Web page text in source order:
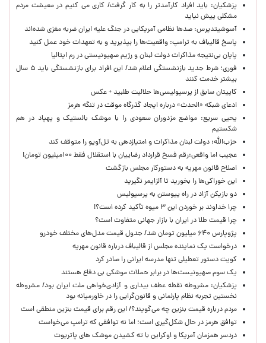
پزشکیان: باید افراد کارآمدتر را به کار گرفت/ کاری می کنیم در معیشت مردم
مشکلی پیش نیاید
آسوشیتدپرس: صدها نظامی آمریکایی در جنگ علیه ایران ضربه مغزی شده‌اند
پاسخ قالیباف به ترامپ: واقعیت‌ها را بپذیرید و به تعهدات خود عمل کنید
پایان بی‌نتیجه مذاکرات دولت لبنان و رژیم صهیونیستی در رم ایتالیا
فوری؛ شرط جدید بازنشستگی اعلام شد/ این افراد برای بازنشستگی باید ۵ سال
بیشتر خدمت کنند
کاپیتان سابق از پرسپولیسی‌ها حلالیت طلبید + عکس
ادعای شبکه «الحدث» درباره ایجاد گذرگاه موقت در تنگه هرمز
یحیی سریع: مواضع مزدوران سعودی را با موشک بالستیک و پهپاد در هم
شکستیم
حزب‌الله: دولت لبنان مذاکرات و امتیازدهی به تل‌آویو را متوقف کند
عجیب اما واقعی:رقم فسخ قرارداد رضاییان با استقلال فقط ۱۰۰میلیون تومان!
اصلاح قانون مهریه به دستورکار مجلس بازگشت
این خوراکی‌ها را بخورید تا آلزایمر نگیرید
دو بازیکن آزاد در راه پیوستن به پرسپولیس
چرا خداوند بر خوردن این ۳ میوه تأکید کرده است؟!
چرا قیمت طلا در ایران با بازار جهانی متفاوت است؟
پژوپارس ۶۴۰ میلیون تومان شد/ جدول قیمت مدل‌های مختلف خودرو
درخواست یک نماینده مجلس از قالیباف درباره قانون مهریه
کویت دستور تعطیلی تنها مدرسه ایرانی را صادر کرد
یک‌ سوم صهیونیست‌ها در برابر حملات موشکی بی دفاع هستند
پزشکیان: مشروطه نقطه عطف بیداری و آزادی‌خواهی ملت ایران بود/ مشروطه
نخستین تجربه نظام پارلمانی و قانون‌گرایی را در خاورمیانه بود
مردم درباره قیمت بنزین چه می‌گویند؟/ این رقم برای قیمت بنزین منطقی است
توافق هرمز در حال شکل‌گیری است؛ اما نه توافقی که ترامپ می‌خواست
دردسر همزمان آمریکا و اوکراین با ته کشیدن موشک های پاتریوت